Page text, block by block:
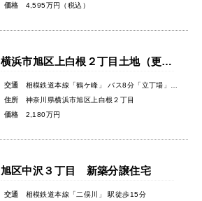
価格
4,595万円（税込）
横浜市旭区上白根２丁目土地（更地渡し）
交通
相模鉄道本線「鶴ケ峰」 バス8分「立丁場」バス停徒歩3分
住所
神奈川県横浜市旭区上白根２丁目
価格
2,180万円
旭区中沢３丁目 新築分譲住宅
交通
相模鉄道本線「二俣川」 駅徒歩15分